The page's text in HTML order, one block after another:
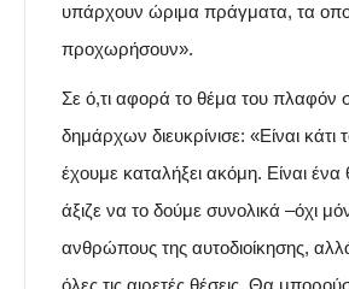
υπάρχουν ώριμα πράγματα, τα
προχωρήσουν».
Σε ό,τι αφορά το θέμα του πλαφόν
δημάρχων διευκρίνισε: «Είναι κάτι
έχουμε καταλήξει ακόμη. Είναι
άξιζε να το δούμε συνολικά –όχι
ανθρώπους της αυτοδιοίκησης,